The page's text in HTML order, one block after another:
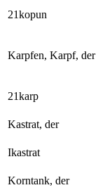
21kopun
Karpfen, Karpf, der
21karp
Kastrat, der
Ikastrat
Korntank, der